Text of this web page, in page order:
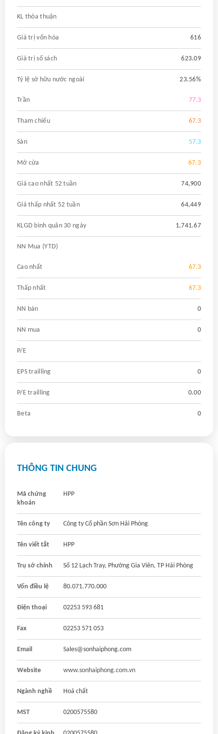
KL thỏa thuận
Giá trị vốn hóa 616
Giá trị sổ sách 623.09
Tỷ lệ sở hữu nước ngoài 23.56%
Trần 77.3
Tham chiếu 67.3
Sàn 57.3
Mở cửa 67.3
Giá cao nhất 52 tuần 74,900
Giá thấp nhất 52 tuần 64,449
KLGD bình quân 30 ngày 1,741.67
NN Mua (YTD)
Cao nhất 67.3
Thấp nhất 67.3
NN bán 0
NN mua 0
P/E
EPS trailling 0
P/E trailling 0.00
Beta 0
THÔNG TIN CHUNG
Mã chứng
khoán
HPP
Tên công ty Công ty Cổ phần Sơn Hải Phòng
Tên viết tắt HPP
Trụ sở chính Số 12 Lạch Tray, Phường Gia Viên, TP Hải Phòng
Vốn điều lệ 80.071.770.000
Điện thoại 02253 593 681
Fax 02253 571 053
Email Sales@sonhaiphong.com
Website www.sonhaiphong.com.vn
Ngành nghề Hoá chất
MST 0200575580